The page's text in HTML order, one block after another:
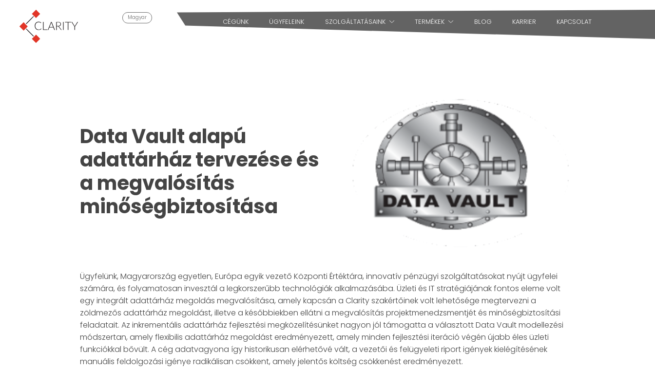
Magyar CÉGÜNK ÜGYFELEINK SZOLGÁLTATÁSAINK TERMÉKEK BLOG KARRIER KAPCSOLAT
Data Vault alapú
adattárház tervezése és
a megvalósítás
minőségbiztosítása
Ügyfelünk, Magyarország egyetlen, Európa egyik vezető Központi Értéktára, innovatív pénzügyi szolgáltatásokat nyújt ügyfelei
számára, és folyamatosan invesztál a legkorszerűbb technológiák alkalmazásába. Üzleti és IT stratégiájának fontos eleme volt
egy integrált adattárház megoldás megvalósítása, amely kapcsán a Clarity szakértőinek volt lehetősége megtervezni a
zöldmezős adattárház megoldást, illetve a későbbiekben ellátni a megvalósítás projektmenedzsmentjét és minőségbiztosítási
feladatait. Az inkrementális adattárház fejlesztési megközelítésünket nagyon jól támogatta a választott Data Vault modellezési
módszertan, amely flexibilis adattárház megoldást eredményezett, amely minden fejlesztési iteráció végén újabb éles üzleti
funkciókkal bővült. A cég adatvagyona így historikusan elérhetővé vált, a vezetői és felügyeleti riport igények kielégítésének
manuális feldolgozási igénye radikálisan csökkent, amely jelentős költség csökkenést eredményezett.